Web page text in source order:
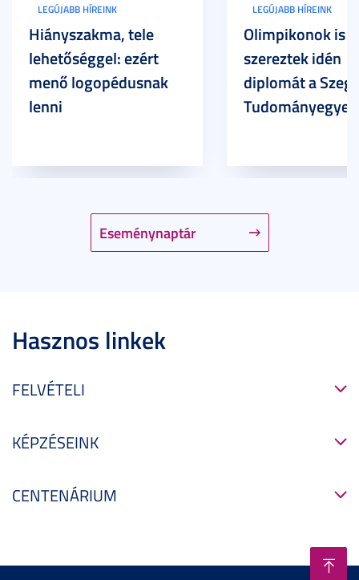
Eseménynaptár
LEGÚJABB HÍREINK
Hiányszakma, tele
lehetőséggel: ezért
menő logopédusnak
lenni
LEGÚJABB HÍREINK
Olimpikonok is
szereztek idén
diplomát a
Hasznos linkek
FELVÉTELI
KÉPZÉSEINK
CENTENÁRIUM